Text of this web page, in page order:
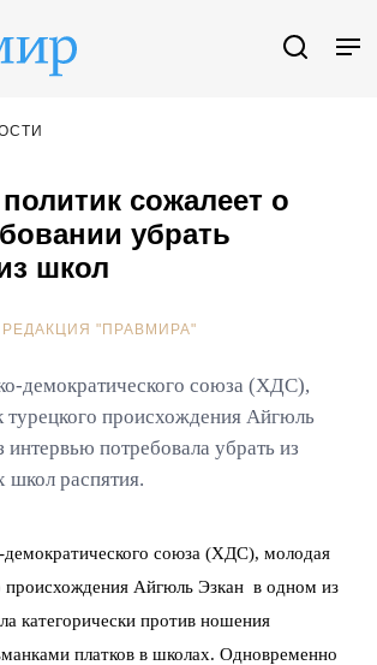
сожалеет о
убрать
школ
РЕДАКЦИЯ "ПРАВМИРА"
демократического союза (ХДС),
турецкого происхождения Айгюль
интервью потребовала убрать из
школ распятия.
союза (ХДС), молодая
происхождения Айгюль Эзкан в одном из
категорически против ношения
платков в школах. Одновременно